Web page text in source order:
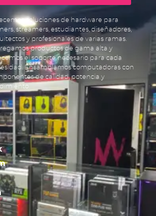
soluciones de hardware para
streamers, estudiantes, diseñadores,
y profesionales de varias ramas.
productos de gama alta y
el soporte necesario para cada
Ensamblamos computadoras con
de calidad, potencia y